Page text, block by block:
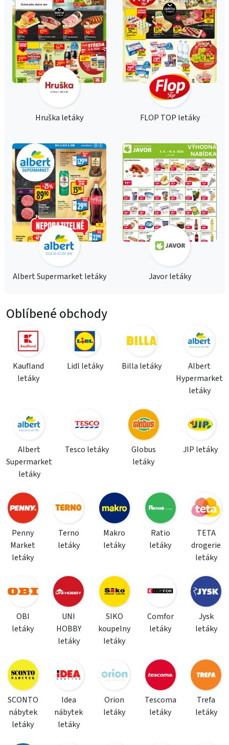
Hruška letáky FLOP TOP letáky
Albert Supermarket letáky Javor letáky
Oblíbené obchody
Kaufland
letáky
Lidl letáky Billa letáky
Albert
Hypermarket
letáky
Albert
Supermarket
letáky
Tesco letáky
Globus
letáky
JIP letáky
Penny
Market
letáky
Terno
letáky
Makro
letáky
Ratio
letáky
TETA
drogerie
letáky
OBI
letáky
UNI
HOBBY
letáky
SIKO
koupelny
letáky
Comfor
letáky
Jysk
letáky
SCONTO
nábytek
letáky
Idea
nábytek
letáky
Orion
letáky
Tescoma
letáky
Trefa
letáky